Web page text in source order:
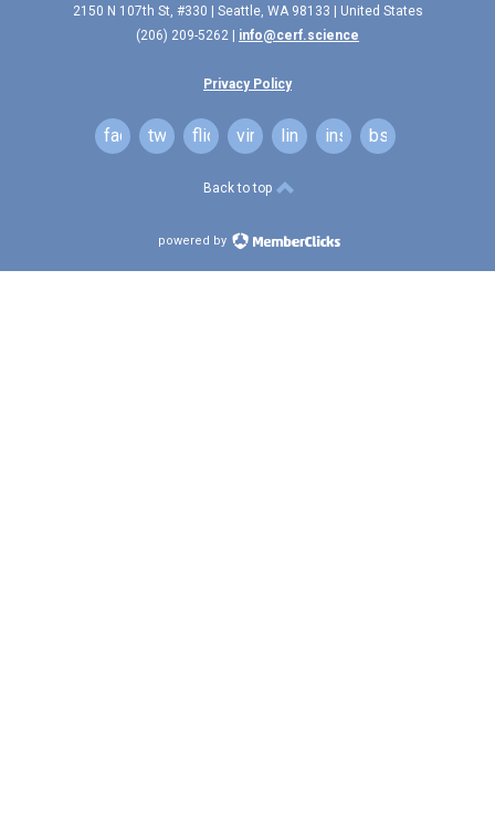
2150 N 107th St, #330 | Seattle, WA 98133 | United States
(206) 209-5262 | info@cerf.science
Privacy Policy
facebooktwitterflickr vimeo linkedininstagram
bsky
Back to top
powered by